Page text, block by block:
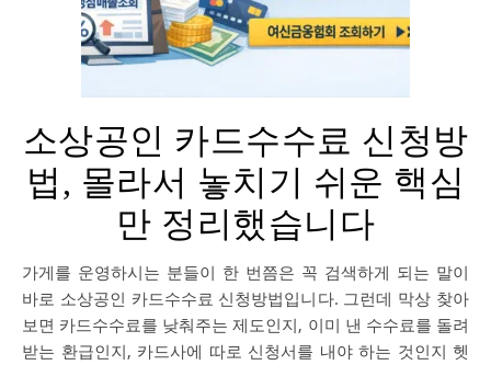
소상공인 카드수수료 신청방
법, 몰라서 놓치기 쉬운 핵심
만 정리했습니다
가게를 운영하시는 분들이 한 번쯤은 꼭 검색하게 되는 말이
바로 소상공인 카드수수료 신청방법입니다. 그런데 막상 찾아
보면 카드수수료를 낮춰주는 제도인지, 이미 낸 수수료를 돌려
받는 환급인지, 카드사에 따로 신청서를 내야 하는 것인지 헷